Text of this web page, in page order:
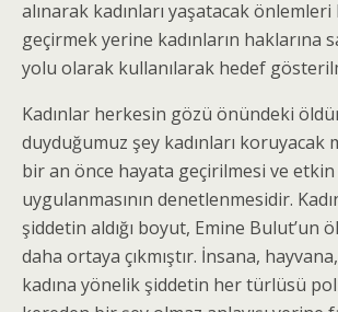
alınarak kadınları yaşatacak önlemleri
geçirmek yerine kadınların haklarına
yolu olarak kullanılarak hedef
Kadınlar herkesin gözü önündeki
duyduğumuz şey kadınları koruyacak
bir an önce hayata geçirilmesi ve
uygulanmasının denetlenmesidir.
şiddetin aldığı boyut, Emine Bulut’un
daha ortaya çıkmıştır. İnsana,
kadına yönelik şiddetin her türlüsü